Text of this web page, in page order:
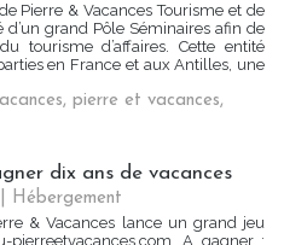
Pierre & Vacances Tourisme et de
d’un grand Pôle Séminaires afin de
tourisme d’affaires. Cette entité
en France et aux Antilles, une
, pierre et vacances,
dix ans de vacances
Hébergement
& Vacances lance un grand jeu
A gagner :